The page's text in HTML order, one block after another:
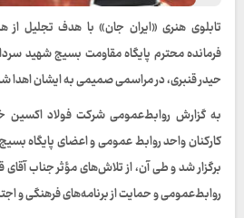
تابلوی هنری «ایران جان» با هدف تجلیل از
فرمانده محترم پایگاه مقاومت بسیج شهید
حیدر قنبری، در مراسمی صمیمی به ایشان اهدا
به گزارش روابط‌عمومی شرکت فولاد اکسین
کارکنان واحد روابط عمومی و اعضای پایگاه
برگزار شد و طی آن، از تلاش‌های مؤثر جناب
روابط‌عمومی و حمایت از برنامه‌های فرهنگی و